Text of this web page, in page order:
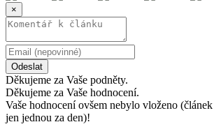
×
Odeslat
Děkujeme za Vaše podněty.
Děkujeme za Vaše hodnocení.
Vaše hodnocení ovšem nebylo vloženo
jen jednou za den)!